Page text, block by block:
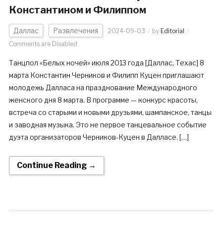
Константином и Филиппом
Даллас Развлечения 2024-09-03 by Editorial
Comments are Disabled
Танцпол «Белых ночей» июля 2013 года [Даллас, Техас] 8
марта Константин Черников и Филипп Куцен приглашают
молодежь Далласа на празднование Международного
женского дня 8 марта. В программе — конкурс красоты,
встреча со старыми и новыми друзьями, шампанское, танцы
и заводная музыка. Это не первое танцевальное событие
дуэта организаторов Черников-Куцен в Далласе. […]
Continue Reading →